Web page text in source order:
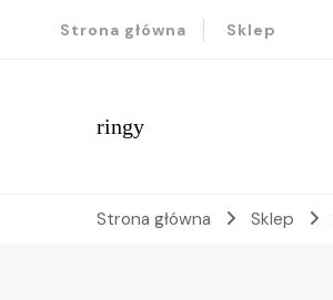
Strona główna Sklep
ringy
Strona główna Sklep